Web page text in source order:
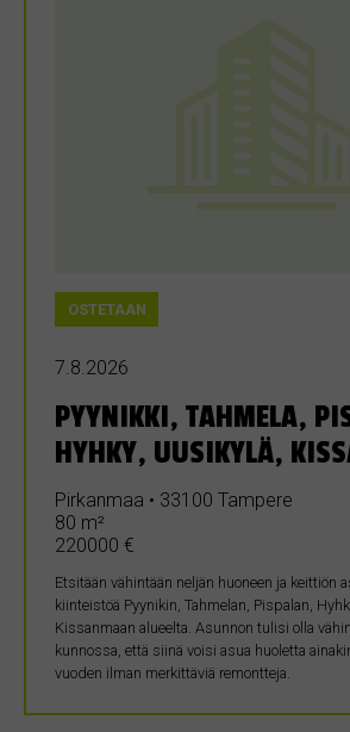
OSTETAAN
7.8.2026
PYYNIKKI, TAHMELA,
HYHKY, UUSIKYLÄ,
Pirkanmaa • 33100 Tampere
80 m²
220000 €
Etsitään vähintään neljän huoneen ja keittiön
kiinteistöä Pyynikin, Tahmelan, Pispalan,
Kissanmaan alueelta. Asunnon tulisi olla
kunnossa, että siinä voisi asua huoletta
vuoden ilman merkittäviä remontteja.